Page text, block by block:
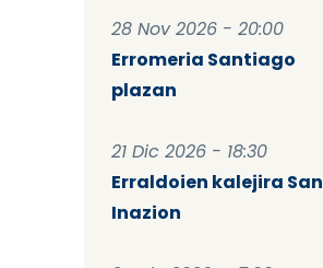
28 Nov 2026 - 20:00
Erromeria Santiago
plazan
21 Dic 2026 - 18:30
Erraldoien kalejira San
Inazion